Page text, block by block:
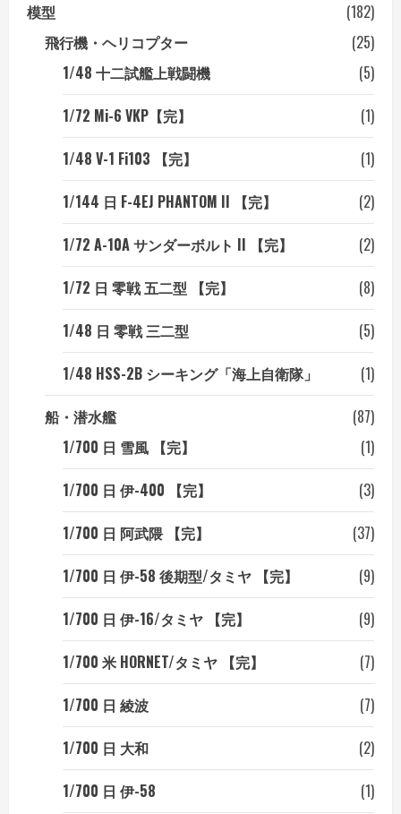
模型
(182)
飛行機・ヘリコプター
(25)
1/48 十二試艦上戦闘機
(5)
1/72 Mi-6 VKP【完】
(1)
1/48 V-1 Fi103 【完】
(1)
1/144 日 F-4EJ PHANTOM II 【完】
(2)
1/72 A-10A サンダーボルト II 【完】
(2)
1/72 日 零戦 五二型 【完】
(8)
1/48 日 零戦 三二型
(5)
1/48 HSS-2B シーキング「海上自衛隊」
(1)
船・潜水艦
(87)
1/700 日 雪風 【完】
(1)
1/700 日 伊-400 【完】
(3)
1/700 日 阿武隈 【完】
(37)
1/700 日 伊-58 後期型/タミヤ 【完】
(9)
1/700 日 伊-16/タミヤ 【完】
(9)
1/700 米 HORNET/タミヤ 【完】
(7)
1/700 日 綾波
(7)
1/700 日 大和
(2)
1/700 日 伊-58
(1)